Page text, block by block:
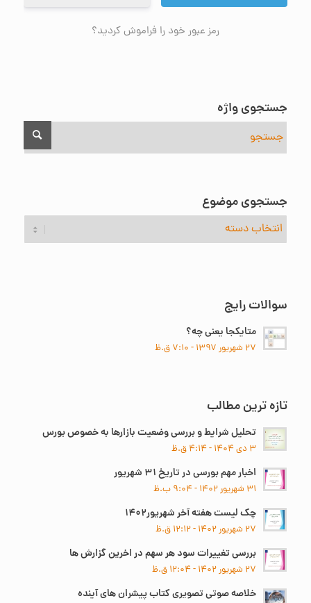
رمز عبور خود را فراموش کردید؟
جستجوی واژه
جستجوی موضوع
جستجوی
موضوع
سوالات رایج
متایکجا یعنی چه؟
۲۷ شهریور ۱۳۹۷ - ۷:۱۰ ق.ظ
تازه ترین مطالب
تحلیل شرایط و بررسی وضعیت بازارها به خصوص بورس
۳ دی ۱۴۰۴ - ۴:۱۴ ق.ظ
اخبار مهم بورسی در تاریخ ۳۱ شهریور
۳۱ شهریور ۱۴۰۲ - ۹:۰۴ ب.ظ
چک لیست هفته آخر شهریور۱۴۰۲
۲۷ شهریور ۱۴۰۲ - ۱۲:۱۲ ق.ظ
بررسی تغییرات سود هر سهم در اخرین گزارش ها
۲۷ شهریور ۱۴۰۲ - ۱۲:۰۴ ق.ظ
خلاصه صوتی تصویری کتاب پیشران های آینده